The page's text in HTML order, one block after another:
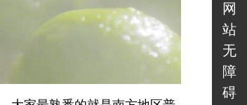
网
站
无
障
碍